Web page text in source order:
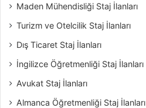
Maden Mühendisliği Staj İlanları
Turizm ve Otelcilik Staj İlanları
Dış Ticaret Staj İlanları
İngilizce Öğretmenliği Staj İlanları
Avukat Staj İlanları
Almanca Öğretmenliği Staj İlanları